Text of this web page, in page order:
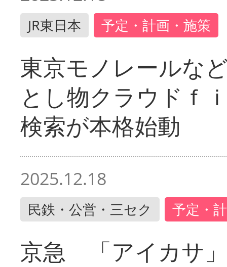
JR東日本 予定・計画・施策
東京モノレールな
とし物クラウドｆ
検索が本格始動
2025.12.18
民鉄・公営・三セク 予定・
京急 「アイカサ